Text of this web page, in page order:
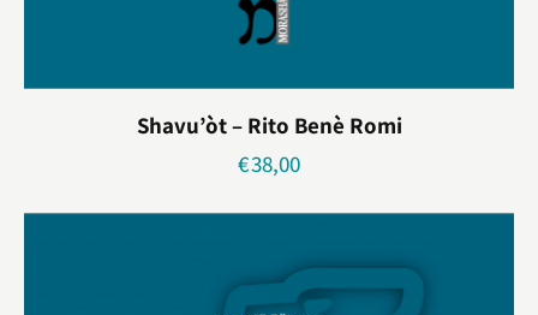
Shavu’òt – Rito Benè Romi
€38,00